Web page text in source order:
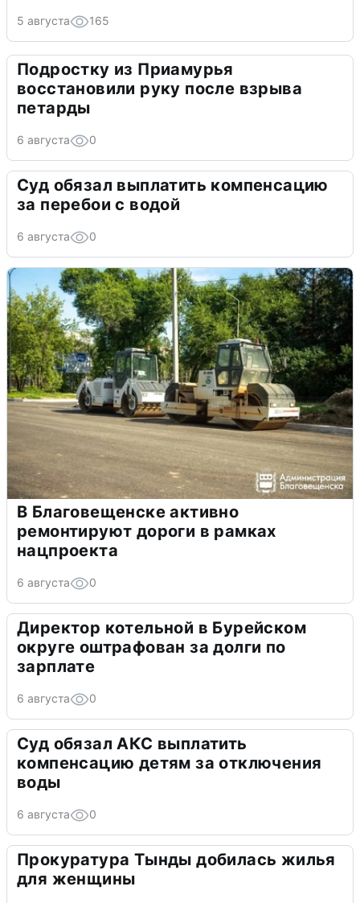
5 августа 165
Подростку из Приамурья
восстановили руку после взрыва
петарды
6 августа 0
Суд обязал выплатить компенсацию
за перебои с водой
6 августа 0
В Благовещенске активно
ремонтируют дороги в рамках
нацпроекта
6 августа 0
Директор котельной в Бурейском
округе оштрафован за долги по
зарплате
6 августа 0
Суд обязал АКС выплатить
компенсацию детям за отключения
воды
6 августа 0
Прокуратура Тынды добилась жилья
для женщины